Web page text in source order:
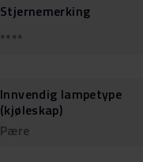
Stjernemerking
****
Innvendig lampetype
(kjøleskap)
Pære